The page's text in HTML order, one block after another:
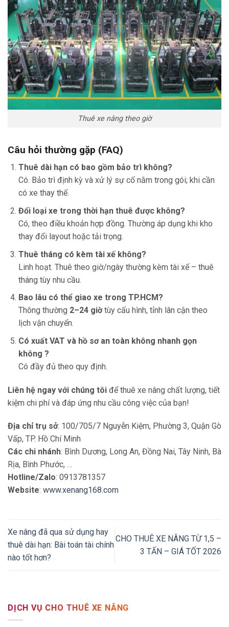
Thuê xe nâng theo giờ
Câu hỏi thường gặp (FAQ)
Thuê dài hạn có bao gồm bảo trì không?
Có. Bảo trì định kỳ và xử lý sự cố nằm trong gói; khi cần
có xe thay thế.
Đổi loại xe trong thời hạn thuê được không?
Có, theo điều khoản hợp đồng. Thường áp dụng khi kho
thay đổi layout hoặc tải trọng.
Thuê tháng có kèm tài xế không?
Linh hoạt. Thuê theo giờ/ngày thường kèm tài xế – thuê
tháng tùy nhu cầu.
Bao lâu có thể giao xe trong TP.HCM?
Thông thường 2–24 giờtùy cấu hình, tỉnh lân cận theo
lịch vận chuyển.
Có xuất VAT và hồ sơ an toàn không nhanh gọn
không ?
Có đầy đủ theo quy định.
Liên hệ ngay với chúng tôi để thuê xe nâng chất lượng, tiết
kiệm chi phí và đáp ứng nhu cầu công việc của bạn!
Địa chỉ trụ sở: 100/705/7 Nguyễn Kiệm, Phường 3, Quận Gò
Vấp, TP. Hồ Chí Minh
Các chi nhánh: Bình Dương, Long An, Đồng Nai, Tây Ninh, Bà
Rịa, Bình Phước, …
Hotline/Zalo: 0913781357
Website: www.xenang168.com
Xe nâng đã qua sử dụng hay
thuê dài hạn: Bài toán tài chính
nào tốt hơn?
CHO THUÊ XE NÂNG TỪ 1,5 –
3 TẤN – GIÁ TỐT 2026
DỊCH VỤ CHO THUÊ XE NÂNG